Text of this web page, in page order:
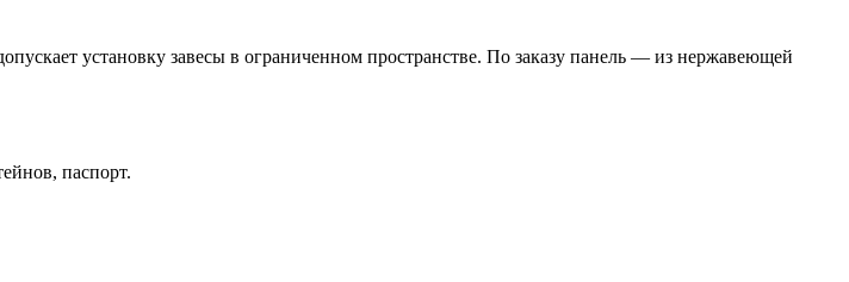
установку завесы в ограниченном пространстве. По заказу панель — из нержавеющей
паспорт.